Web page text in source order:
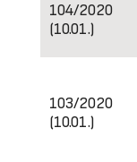
104/2020
(10.01.)
103/2020
(10.01.)